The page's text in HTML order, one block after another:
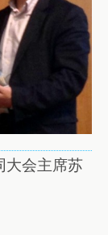
大会主席苏